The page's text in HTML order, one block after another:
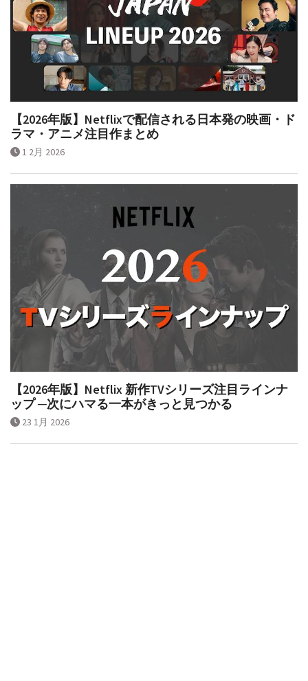
【2026年版】Netflixで配信される日本発の映画・ド
ラマ・アニメ注目作まとめ
1 2月 2026
【2026年版】Netflix 新作TVシリーズ注目ラインナ
ップ ─次にハマる一本がきっと見つかる
23 1月 2026